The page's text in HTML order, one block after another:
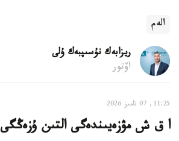
الەم
ريزابەك نۇسىپبەك ۇلى
اۆتور
11:25, 07 تامىز 2026
ا ق ش مۋزەيىندەگى التىن ۇزەڭگى